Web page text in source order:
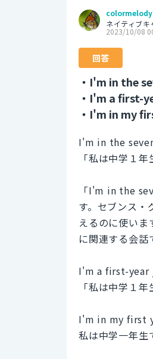
colormelody
ネイティブ
2023/10/08
回答
・I'm in the
・I'm a first-
・I'm in my
I'm in the
「私は中学１年
「I'm in the
す。セブンス・
えるのに使い
に関連する会話
I'm a first-
「私は中学１年
I'm in my first
私は中学一年生